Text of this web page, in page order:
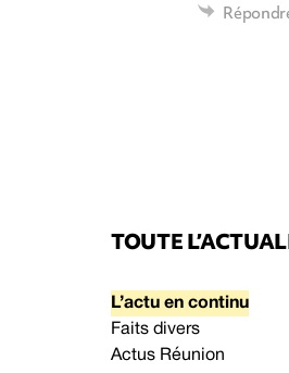
TOUTE
L’actu en continu
Faits divers
Actus Réunion